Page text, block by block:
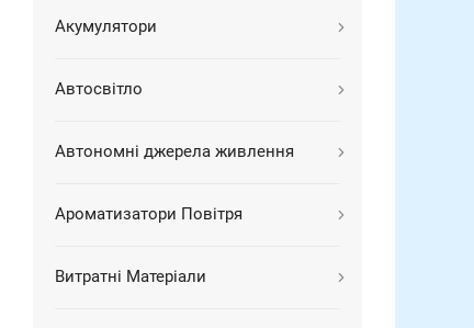
Акумулятори
Автосвітло
Автономні джерела живлення
Ароматизатори Повітря
Витратні Матеріали